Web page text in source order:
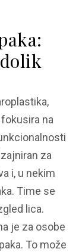
na
za
i, u nekim
Time se
lica.
je za osobe
To može